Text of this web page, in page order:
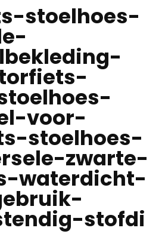
stoelhoes-
voor-
stoelhoes-
zwarte-
waterdicht-
stofdi